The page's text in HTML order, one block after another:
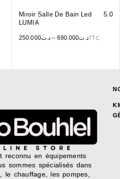
Miroir Salle De Bain Led
LUMIA
5.0
د.ت250.000 – د.ت690.000 TTC
reconnu en équipements
sommes spécialisés dans
le chauffage, les pompes,